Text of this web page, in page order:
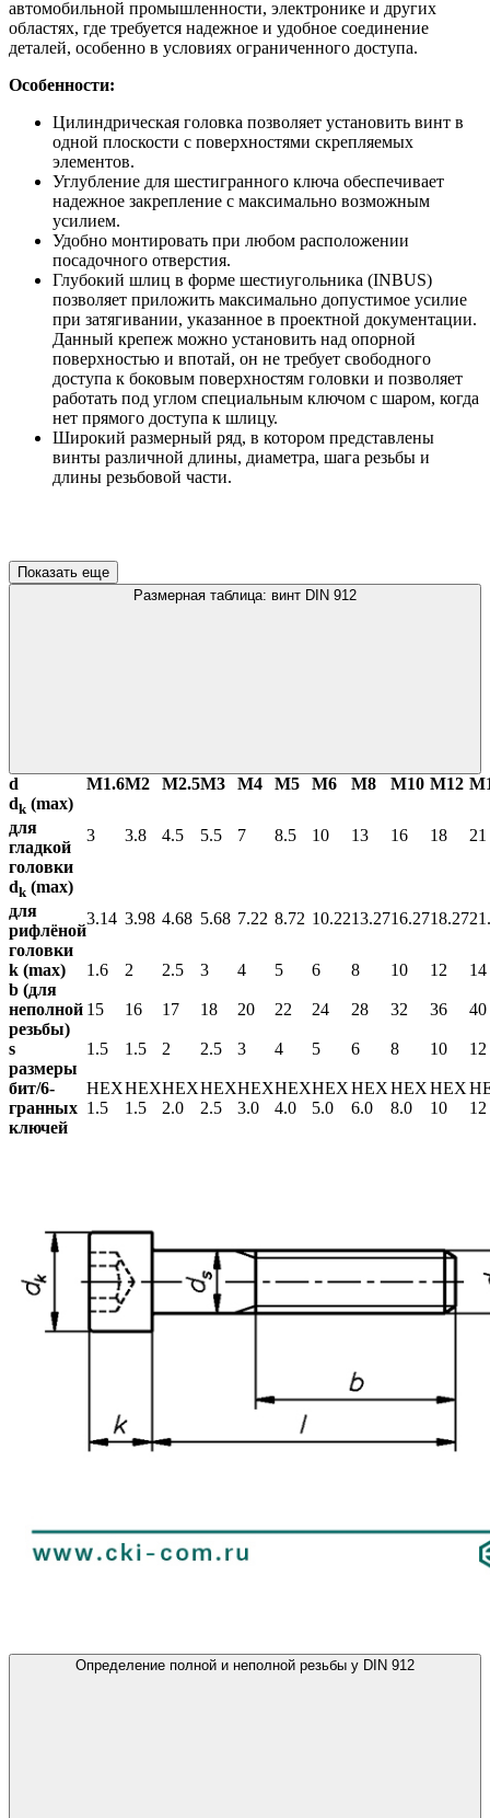
автомобильной промышленности, электронике и других
областях, где требуется надежное и удобное соединение
деталей, особенно в условиях ограниченного доступа.
Особенности:
Цилиндрическая головка позволяет установить винт в
одной плоскости с поверхностями скрепляемых
элементов.
Углубление для шестигранного ключа обеспечивает
надежное закрепление с максимально возможным
усилием.
Удобно монтировать при любом расположении
посадочного отверстия.
Глубокий шлиц в форме шестиугольника (INBUS)
позволяет приложить максимально допустимое усилие
при затягивании, указанное в проектной документации.
Данный крепеж можно установить над опорной
поверхностью и впотай, он не требует свободного
доступа к боковым поверхностям головки и позволяет
работать под углом специальным ключом с шаром, когда
нет прямого доступа к шлицу.
Широкий размерный ряд, в котором представлены
винты различной длины, диаметра, шага резьбы и
длины резьбовой части.
Показать еще
Размерная таблица: винт DIN 912
d М1.6М2 М2.5М3 М4 М5 М6 М8 М10 М12
dk (max)
для
гладкой
головки
3 3.8 4.5 5.5 7 8.5 10 13 16 18 21
dk (max)
для
рифлёной
головки
3.14 3.98 4.68 5.68 7.22 8.72 10.2213.2716.2718.27
k (max) 1.6 2 2.5 3 4 5 6 8 10 12
14
b (для
неполной
резьбы)
15 16 17 18 20 22 24 28 32 36 40
s 1.5 1.5 2 2.5 3 4 5 6 8 10
12
размеры
бит/6-
гранных
ключей
HEX
1.5
HEX
1.5
HEX
2.0
HEX
2.5
HEX
3.0
HEX
4.0
HEX
5.0
HEX
6.0
HEX
8.0
HEX
10
12
Определение полной и неполной резьбы у DIN 912